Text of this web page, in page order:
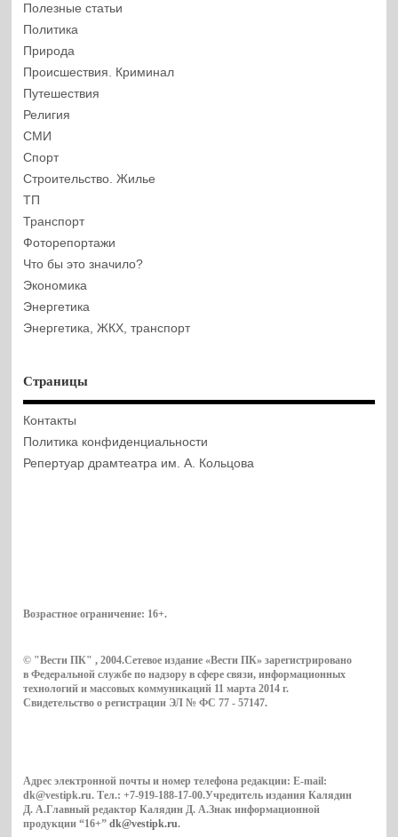
Полезные статьи
Политика
Природа
Происшествия. Криминал
Путешествия
Религия
СМИ
Спорт
Строительство. Жилье
ТП
Транспорт
Фоторепортажи
Что бы это значило?
Экономика
Энергетика
Энергетика, ЖКХ, транспорт
Страницы
Контакты
Политика конфиденциальности
Репертуар драмтеатра им. А. Кольцова
Возрастное ограничение: 16+.
© "Вести ПК" , 2004.Сетевое издание «Вести ПК» зарегистрировано
в Федеральной службе по надзору в сфере связи, информационных
технологий и массовых коммуникаций 11 марта 2014 г.
Свидетельство о регистрации ЭЛ № ФС 77 - 57147.
Адрес электронной почты и номер телефона редакции: E-mail:
dk@vestipk.ru. Тел.: +7-919-188-17-00.Учредитель издания Калядин
Д. А.Главный редактор Калядин Д. А.Знак информационной
продукции “16+”dk@vestipk.ru.